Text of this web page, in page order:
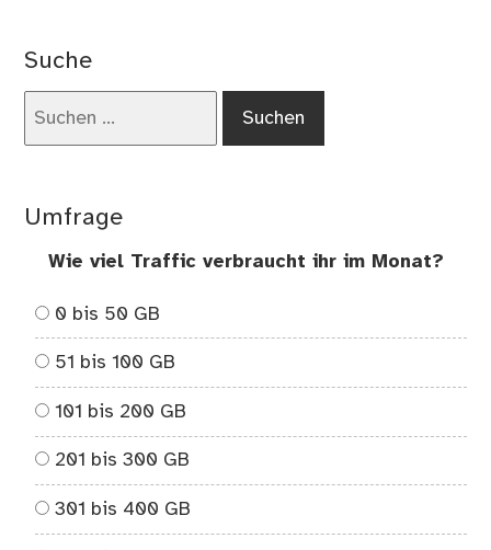
Suche
Umfrage
Wie viel Traffic verbraucht ihr im Monat?
0 bis 50 GB
51 bis 100 GB
101 bis 200 GB
201 bis 300 GB
301 bis 400 GB